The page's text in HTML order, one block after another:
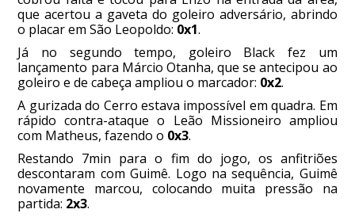
que acertou a gaveta do goleiro adversário, abrindo
o placar em São Leopoldo: 0x1.
Já no segundo tempo, goleiro Black fez um
lançamento para Márcio Otanha, que se antecipou ao
goleiro e de cabeça ampliou o marcador: 0x2.
A gurizada do Cerro estava impossível em quadra. Em
rápido contra-ataque o Leão Missioneiro ampliou
com Matheus, fazendo o 0x3.
Restando 7min para o fim do jogo, os anfitriões
descontaram com Guimê. Logo na sequência, Guimê
novamente marcou, colocando muita pressão na
partida: 2x3.